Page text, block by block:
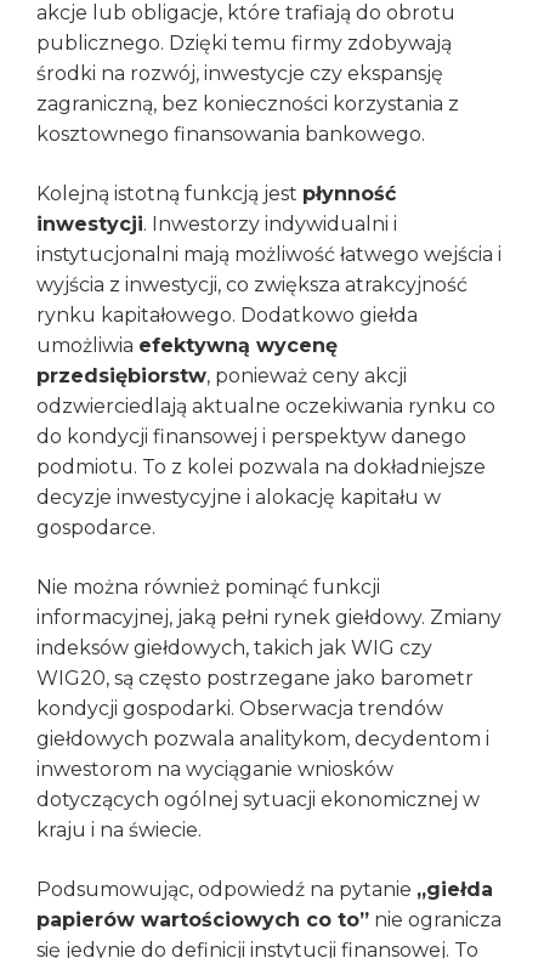
akcje lub obligacje, które trafiają do obrotu
publicznego. Dzięki temu firmy zdobywają
środki na rozwój, inwestycje czy ekspansję
zagraniczną, bez konieczności korzystania z
kosztownego finansowania bankowego.
Kolejną istotną funkcją jest płynność
inwestycji. Inwestorzy indywidualni i
instytucjonalni mają możliwość łatwego wejścia i
wyjścia z inwestycji, co zwiększa atrakcyjność
rynku kapitałowego. Dodatkowo giełda
umożliwia efektywną wycenę
przedsiębiorstw, ponieważ ceny akcji
odzwierciedlają aktualne oczekiwania rynku co
do kondycji finansowej i perspektyw danego
podmiotu. To z kolei pozwala na dokładniejsze
decyzje inwestycyjne i alokację kapitału w
gospodarce.
Nie można również pominąć funkcji
informacyjnej, jaką pełni rynek giełdowy. Zmiany
indeksów giełdowych, takich jak WIG czy
WIG20, są często postrzegane jako barometr
kondycji gospodarki. Obserwacja trendów
giełdowych pozwala analitykom, decydentom i
inwestorom na wyciąganie wniosków
dotyczących ogólnej sytuacji ekonomicznej w
kraju i na świecie.
Podsumowując, odpowiedź na pytanie „giełda
papierów wartościowych co to” nie ogranicza
się jedynie do definicji instytucji finansowej. To